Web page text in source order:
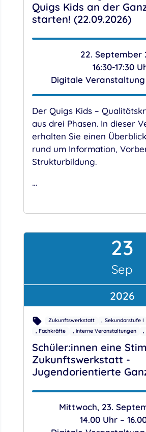
Quigs Kids an der
starten! (22.09.2026)
22. September
16:30-17:30
Digitale
Der Quigs Kids –
aus drei Phasen. In dieser
erhalten Sie einen
rund um Information,
Strukturbildung.
…
23
Sep
2026
Schüler:innen eine
Zukunftswerkstatt -
Jugendorientierte
Zukunftswerkstatt Sekundarstufe I
Fachkräfte
interne Veranstaltungen
Mittwoch, 23.
14.00 Uhr –